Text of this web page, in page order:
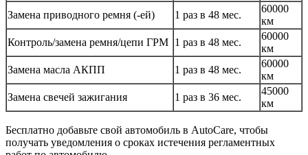
Замена приводного ремня (-ей)
1 раз в 48 мес.
60000
км
Контроль/замена ремня/цепи ГРМ 1 раз в 48 мес.
60000
км
Замена масла АКПП
1 раз в 48 мес.
60000
км
Замена свечей зажигания
1 раз в 36 мес.
45000
км
Бесплатно добавьте свой автомобиль в AutoCare, чтобы
получать уведомления о сроках истечения регламентных